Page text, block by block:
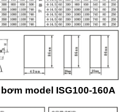
model ISG100-160A